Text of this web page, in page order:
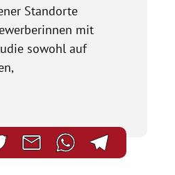
Standorte
mit
sowohl auf